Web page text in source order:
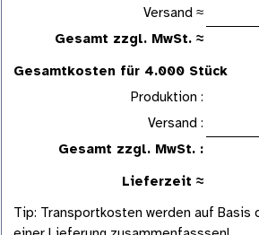
Versand ≈
Gesamt zzgl. MwSt. ≈
Gesamtkosten für 4.000 Stück
Produktion :
Versand :
Gesamt zzgl. MwSt. :
Lieferzeit ≈
Tip: Transportkosten werden auf